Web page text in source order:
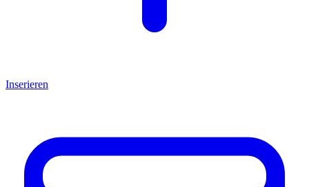
Inserieren